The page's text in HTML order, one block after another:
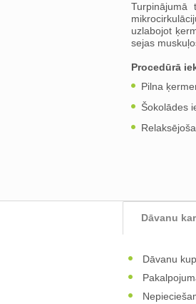
uzlabojot
sejas
Procedūrā
Pilna
Šokolādes
Dāvanu
Dāvanu